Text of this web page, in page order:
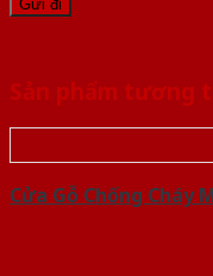
Sản phẩm tương
Cửa Gỗ Chống Cháy